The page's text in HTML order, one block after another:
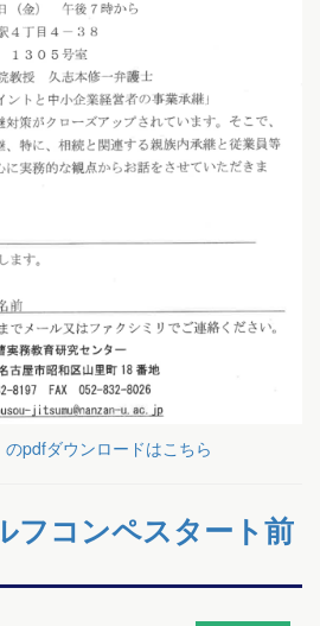
のpdfダウンロードはこちら
フコンペスタート前